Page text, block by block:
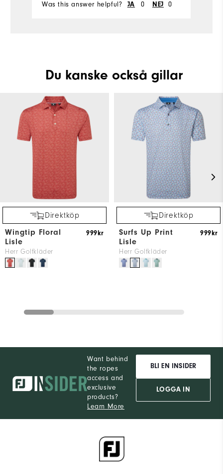
Was this answer helpful? JA 0 NEJ 0
Du kanske också gillar
Direktköp
Wingtip Floral
Lisle
Herr Golfkläder
999kr
Direktköp
Surfs Up Print
Lisle
Herr Golfkläder
999kr
Want behind
the ropes
access and
exclusive
products?
Learn More
BLI EN INSIDER
LOGGA IN